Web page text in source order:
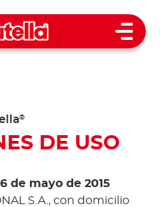
Open
®
DE USO
de mayo de 2015
S.A., con domicilio